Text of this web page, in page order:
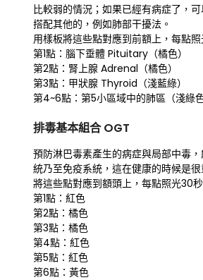
比較弱的情況；如果已經有病症了，
搭配其他的，例如肺部干擾法。
用樣板將這些點對應到前額上，每點照
第1點：腦下垂體 Pituitary（橘色）
第2點：腎上腺 Adrenal（橘色）
第3點：甲狀腺 Thyroid（淺藍綠）
第4~6點：第5小區域中的肺區（淺綠色
排毒基本組合 OGT
預防淋巴毒素產生的病症與局部中毒
統乃至免疫系統，這在健康的時候是
將這些點對應到額頭上，每點照光30秒
第1點：紅色
第2點：橘色
第3點：橘色
第4點：紅色
第5點：紅色
第6點：黃色